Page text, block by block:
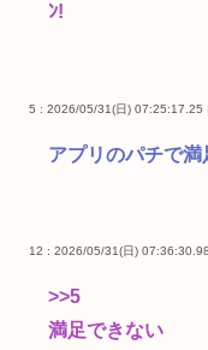
ﾝ!
5 : 2026/05/31(日) 07:25:17.25
アプリのパチで満
12 : 2026/05/31(日) 07:36:30.98
>>5
満足できない